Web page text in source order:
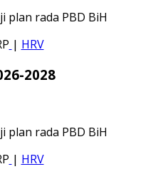
plan rada PBD BiH
| HRV
2028
plan rada PBD BiH
| HRV